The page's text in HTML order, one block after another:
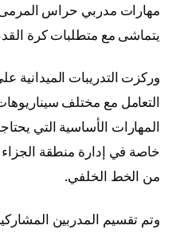
مهارات مدربي حراس المرمى
يتماشى مع متطلبات كرة
وركزت التدريبات الميدانية
التعامل مع مختلف
المهارات الأساسية التي
خاصة في إدارة منطقة
من الخط الخلفي.